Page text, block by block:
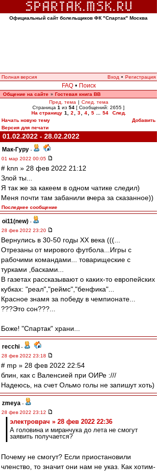
Официальный сайт болельщиков ФК "Спартак" Москва
Полная версия Вход • Регистрация
FAQ • Поиск
Общение на сайте » Гостевая книга ВВ
Пред. тема | След. тема
Страница 1 из 54 [ Сообщений: 2655 ]
На страницу 1 2 3 4 5 54
След.
Начать новую тему
Добавить
Версия для печати
01.02.2022 - 28.02.2022
Мак-Гуру -
01 мар 2022 00:05
# knn » 28 фев 2022 21:12
Злой ты...
Я так же за какеем в одном чатике следил)
Меня почти там забанили вчера за сказанное))
Последнее сообщение
oi11(new) -
28 фев 2022 23:20
Вернулись в 30-50 годы ХХ века (((...
Отрезаны от мирового футбола...Игры с
рабочими командами... товарищеские с
турками ,басками...
В газетах рассказывают о каких-то европейских
кубках: "реал","реймс","бенфика"...
Красное знамя за победу в чемпионате...
???Это сон???...
Боже! "Спартак" храни...
recchi -
28 фев 2022 23:18
# mp » 28 фев 2022 22:54
блин, как с Валенсией при ОИРе :///
Надеюсь, на счет Ольмо голы не запишут хоть)
zmeya -
28 фев 2022 23:12
электроврач » 28 фев 2022 22:36
А головина и миранчука до лета не смогут
заявить получается?
Почему не смогут? Если приостановили
членство, то значит они нам не указ. Как хотим-